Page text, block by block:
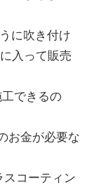
に吹き付け
入って販売
できるの
お金が必要な
スコーティン